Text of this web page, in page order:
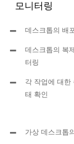
모니터링
데스크톱의 배
데스크톱의 복
터링
각 작업에 대한
태 확인
가상 데스크톱